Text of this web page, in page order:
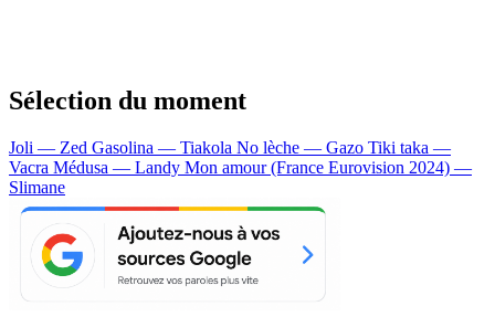
Sélection du moment
Joli — Zed Gasolina — Tiakola No lèche — Gazo Tiki taka —
Vacra Médusa — Landy Mon amour (France Eurovision 2024) —
Slimane